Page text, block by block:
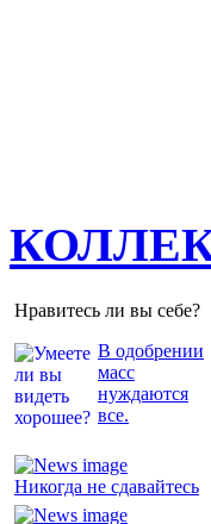
Нравитесь ли вы себе?
В одобрении
масс
нуждаются
все.
Никогда не сдавайтесь